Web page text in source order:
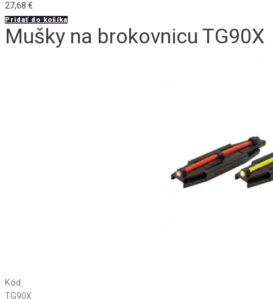
27,68 €
Pridať do košíka
Mušky na brokovnicu TG90X
Kód:
TG90X